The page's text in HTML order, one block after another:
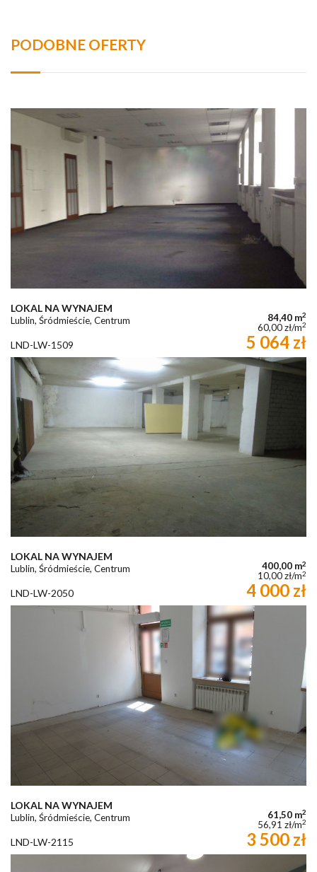
PODOBNE OFERTY
LOKAL NA WYNAJEM
Lublin, Śródmieście, Centrum 84,40 m2
60,00 zł/m2
LND-LW-1509 5 064 zł
LOKAL NA WYNAJEM
Lublin, Śródmieście, Centrum 400,00 m2
10,00 zł/m2
LND-LW-2050 4 000 zł
LOKAL NA WYNAJEM
Lublin, Śródmieście, Centrum 61,50 m2
56,91 zł/m2
LND-LW-2115 3 500 zł